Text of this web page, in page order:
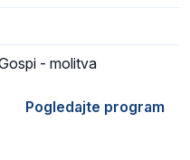
- molitva
Pogledajte program